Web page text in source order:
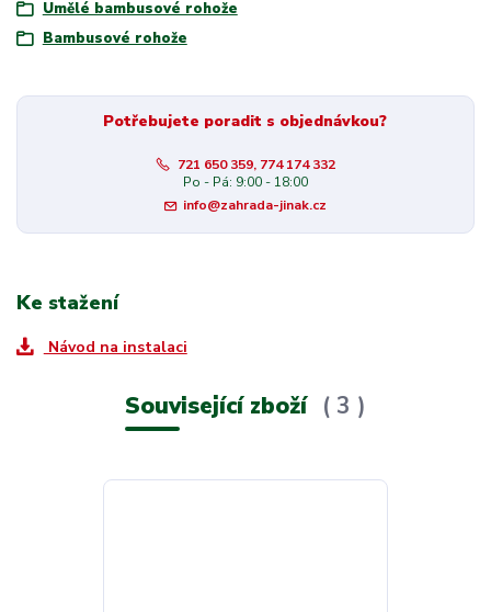
Umělé bambusové rohože
Bambusové rohože
Potřebujete poradit s objednávkou?
721 650 359, 774 174 332
Po - Pá: 9:00 - 18:00
info@zahrada-jinak.cz
Ke stažení
Návod na instalaci
Související zboží 3